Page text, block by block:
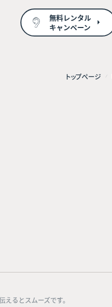
無料レンタル
キャンペーン
トップページ
るとスムーズです。